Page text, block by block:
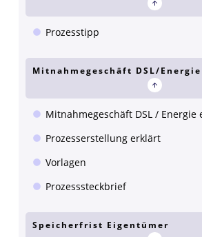
Prozesstipp
Mitnahmegeschäft DSL/Energie
Mitnahmegeschäft DSL / Energie
Prozesserstellung erklärt
Vorlagen
Prozesssteckbrief
Speicherfrist Eigentümer